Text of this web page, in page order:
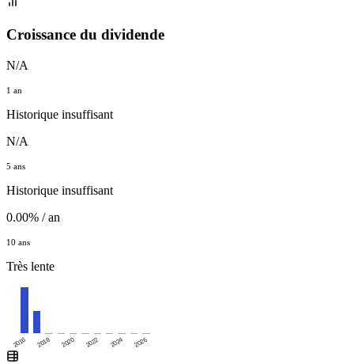
Croissance du dividende
N/A
1 an
Historique insuffisant
N/A
5 ans
Historique insuffisant
0.00% / an
10 ans
Très lente
2016 2018 2020 2022 2024 2026